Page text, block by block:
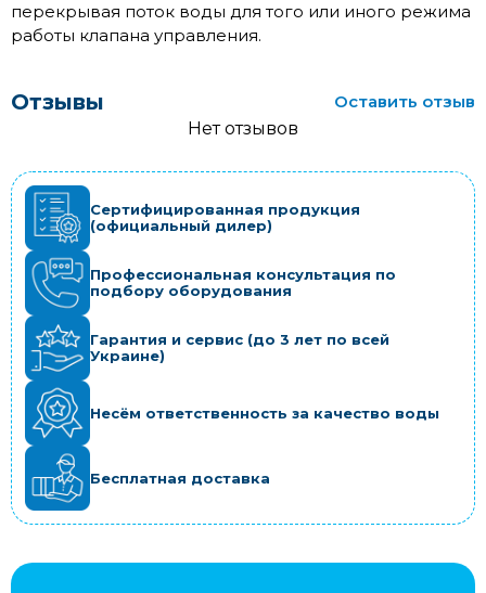
перекрывая поток воды для того или иного режима
работы клапана управления.
Отзывы
Оставить отзыв
Нет отзывов
Сертифицированная продукция
(официальный дилер)
Профессиональная консультация по
подбору оборудования
Гарантия и сервис (до 3 лет по всей
Украине)
Несём ответственность за качество воды
Бесплатная доставка